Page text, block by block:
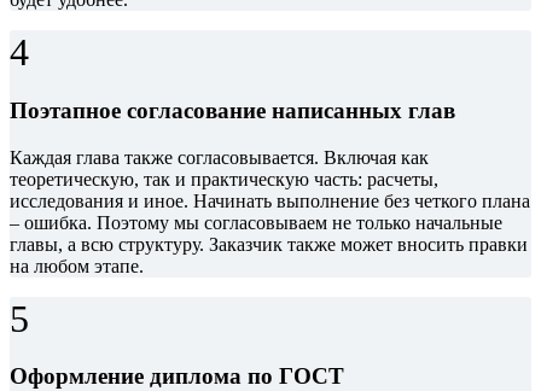
4
Поэтапное согласование написанных глав
Каждая глава также согласовывается. Включая как
теоретическую, так и практическую часть: расчеты,
исследования и иное. Начинать выполнение без четкого плана
– ошибка. Поэтому мы согласовываем не только начальные
главы, а всю структуру. Заказчик также может вносить правки
на любом этапе.
5
Оформление диплома по ГОСТ